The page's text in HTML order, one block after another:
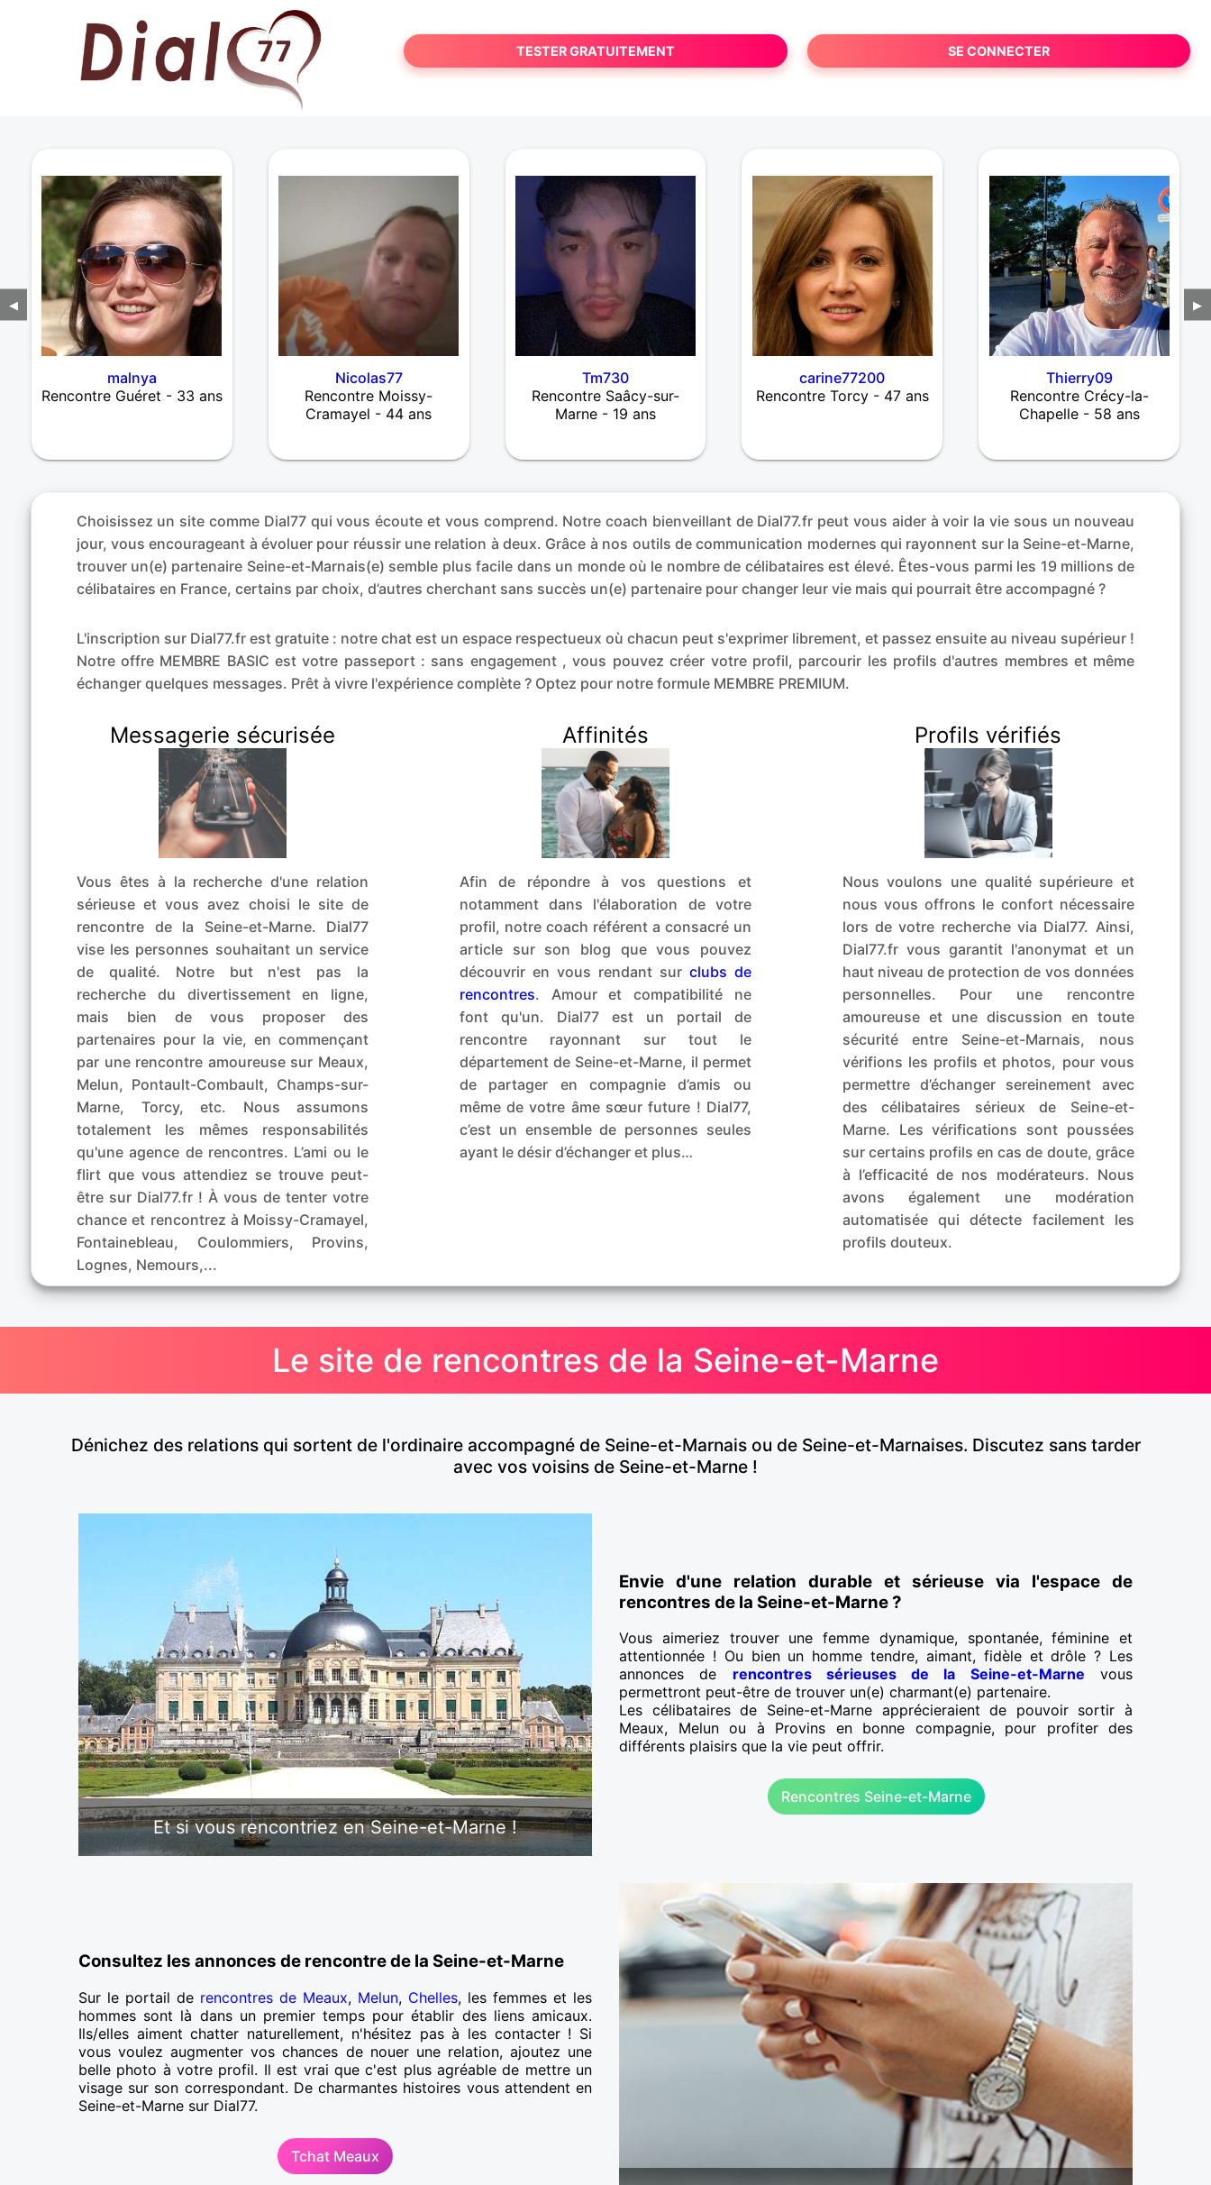
TESTER GRATUITEMENT SE CONNECTER
◀
malnya
Rencontre Guéret - 33 ans
Nicolas77
Rencontre Moissy-
Cramayel - 44 ans
Tm730
Rencontre Saâcy-sur-
Marne - 19 ans
carine77200
Rencontre Torcy - 47 ans
Thierry09
Rencontre Crécy-la-
Chapelle - 58 ans
▶
Choisissez un site comme Dial77 qui vous écoute et vous comprend. Notre coach bienveillant de Dial77.fr peut vous aider à voir la vie sous un nouveau
jour, vous encourageant à évoluer pour réussir une relation à deux. Grâce à nos outils de communication modernes qui rayonnent sur la Seine-et-Marne,
trouver un(e) partenaire Seine-et-Marnais(e) semble plus facile dans un monde où le nombre de célibataires est élevé. Êtes-vous parmi les 19 millions de
célibataires en France, certains par choix, d’autres cherchant sans succès un(e) partenaire pour changer leur vie mais qui pourrait être accompagné ?
L'inscription sur Dial77.fr est gratuite : notre chat est un espace respectueux où chacun peut s'exprimer librement, et passez ensuite au niveau supérieur !
Notre offre MEMBRE BASIC est votre passeport : sans engagement , vous pouvez créer votre profil, parcourir les profils d'autres membres et même
échanger quelques messages. Prêt à vivre l'expérience complète ? Optez pour notre formule MEMBRE PREMIUM.
Messagerie sécurisée
Vous êtes à la recherche d'une relation
sérieuse et vous avez choisi le site de
rencontre de la Seine-et-Marne. Dial77
vise les personnes souhaitant un service
de qualité. Notre but n'est pas la
recherche du divertissement en ligne,
mais bien de vous proposer des
partenaires pour la vie, en commençant
par une rencontre amoureuse sur Meaux,
Melun, Pontault-Combault, Champs-sur-
Marne, Torcy, etc. Nous assumons
totalement les mêmes responsabilités
qu'une agence de rencontres. L’ami ou le
flirt que vous attendiez se trouve peut-
être sur Dial77.fr ! À vous de tenter votre
chance et rencontrez à Moissy-Cramayel,
Fontainebleau, Coulommiers, Provins,
Lognes, Nemours,...
Affinités
Afin de répondre à vos questions et
notamment dans l'élaboration de votre
profil, notre coach référent a consacré un
article sur son blog que vous pouvez
découvrir en vous rendant sur clubs de
rencontres. Amour et compatibilité ne
font qu'un. Dial77 est un portail de
rencontre rayonnant sur tout le
département de Seine-et-Marne, il permet
de partager en compagnie d’amis ou
même de votre âme sœur future ! Dial77,
c’est un ensemble de personnes seules
ayant le désir d’échanger et plus…
Profils vérifiés
Nous voulons une qualité supérieure et
nous vous offrons le confort nécessaire
lors de votre recherche via Dial77. Ainsi,
Dial77.fr vous garantit l'anonymat et un
haut niveau de protection de vos données
personnelles. Pour une rencontre
amoureuse et une discussion en toute
sécurité entre Seine-et-Marnais, nous
vérifions les profils et photos, pour vous
permettre d’échanger sereinement avec
des célibataires sérieux de Seine-et-
Marne. Les vérifications sont poussées
sur certains profils en cas de doute, grâce
à l’efficacité de nos modérateurs. Nous
avons également une modération
automatisée qui détecte facilement les
profils douteux.
Le site de rencontres de la Seine-et-Marne
Dénichez des relations qui sortent de l'ordinaire accompagné de Seine-et-Marnais ou de Seine-et-Marnaises. Discutez sans tarder
avec vos voisins de Seine-et-Marne !
Et si vous rencontriez en Seine-et-Marne !
Envie d'une relation durable et sérieuse via l'espace de
rencontres de la Seine-et-Marne ?
Vous aimeriez trouver une femme dynamique, spontanée, féminine et
attentionnée ! Ou bien un homme tendre, aimant, fidèle et drôle ? Les
annonces de rencontres sérieuses de la Seine-et-Marne vous
permettront peut-être de trouver un(e) charmant(e) partenaire.
Les célibataires de Seine-et-Marne apprécieraient de pouvoir sortir à
Meaux, Melun ou à Provins en bonne compagnie, pour profiter des
différents plaisirs que la vie peut offrir.
Rencontres Seine-et-Marne
Consultez les annonces de rencontre de la Seine-et-Marne
Sur le portail de rencontres de Meaux, Melun, Chelles, les femmes et les
hommes sont là dans un premier temps pour établir des liens amicaux.
Ils/elles aiment chatter naturellement, n'hésitez pas à les contacter ! Si
vous voulez augmenter vos chances de nouer une relation, ajoutez une
belle photo à votre profil. Il est vrai que c'est plus agréable de mettre un
visage sur son correspondant. De charmantes histoires vous attendent en
Seine-et-Marne sur Dial77.
Tchat Meaux